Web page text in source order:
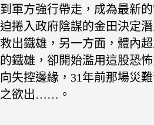
到軍方強行帶走，成為最新
迫捲入政府陰謀的金田決定
救出鐵雄，另一方面，體內
的鐵雄，卻開始濫用這股恐
向失控邊緣，31年前那場災
之欲出……。